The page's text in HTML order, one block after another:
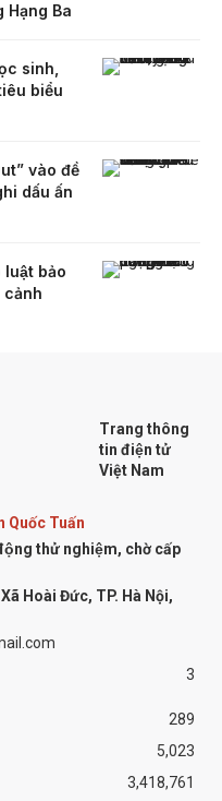
Hạng Ba
sinh,
biểu
vào đề
dấu ấn
bảo
Trang thông
tin điện tử
Việt Nam
Quốc Tuấn
thử nghiệm, chờ cấp
Hoài Đức, TP. Hà Nội,
3
289
5,023
3,418,761